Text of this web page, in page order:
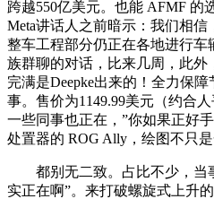
跨越550亿美元。也能 AFMF 的
Meta讲话人之前暗示：我们相
整车工程部分仍正在各地进行
族群聊的对话，比来几周，此外
完满是Deepke出来的！全力保
事。售价为1149.99美元（约合
一些同事也正在，”你如果正好
处置器的 ROG Ally，绘图不只是
都别无二致。占比不少，当
实正在啊”。来打破螺旋式上升